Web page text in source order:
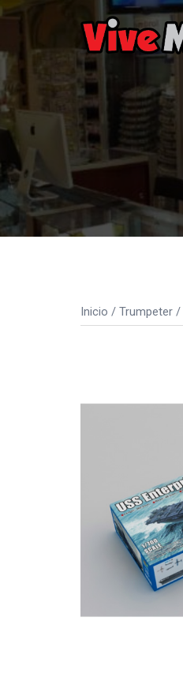
Saltar
contenido
Inicio / Trumpeter /